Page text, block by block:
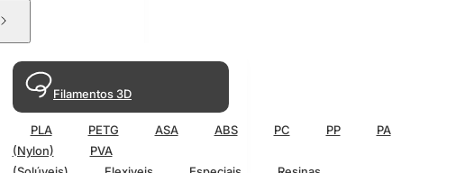
Filamentos 3D
PLA PETG ASA ABS PC PP
PA
(Nylon)
PVA